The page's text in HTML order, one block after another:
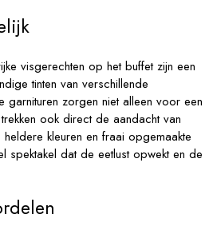
visgerechten op het buffet zijn een
tinten van verschillende
garnituren zorgen niet alleen voor een
ook direct de aandacht van
kleuren en fraai opgemaakte
spektakel dat de eetlust opwekt en de